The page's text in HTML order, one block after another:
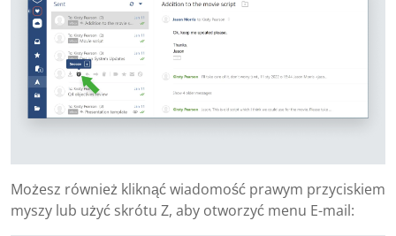
Możesz również kliknąć wiadomość prawym przyciskiem
myszy lub użyć skrótu Z, aby otworzyć menu E-mail: